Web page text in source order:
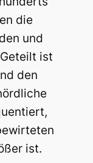
die
und
ist
den
ist.